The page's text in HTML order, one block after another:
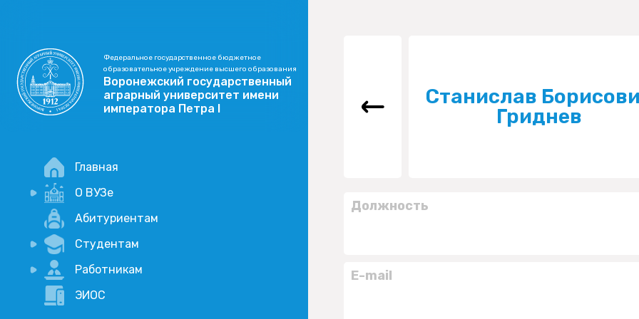
Федеральное государственное бюджетное
образовательное учреждение высшего образования
Воронежский государственный
аграрный университет имени
императора Петра I
Главная
О ВУЗе
Новости
Учебный процесс
Научная деятельность
Абитуриентам
Студентам
Портал дистанционого обучения
Академические отпуска
Работникам
Внимание, опрос!
ЭИОС
Станислав
Гриднев
Должность
E-mail